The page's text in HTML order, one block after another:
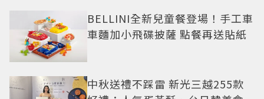
BELLINI全新兒童餐登場！手工車
車麵加小飛碟披薩 點餐再送貼紙
中秋送禮不踩雷 新光三越255款